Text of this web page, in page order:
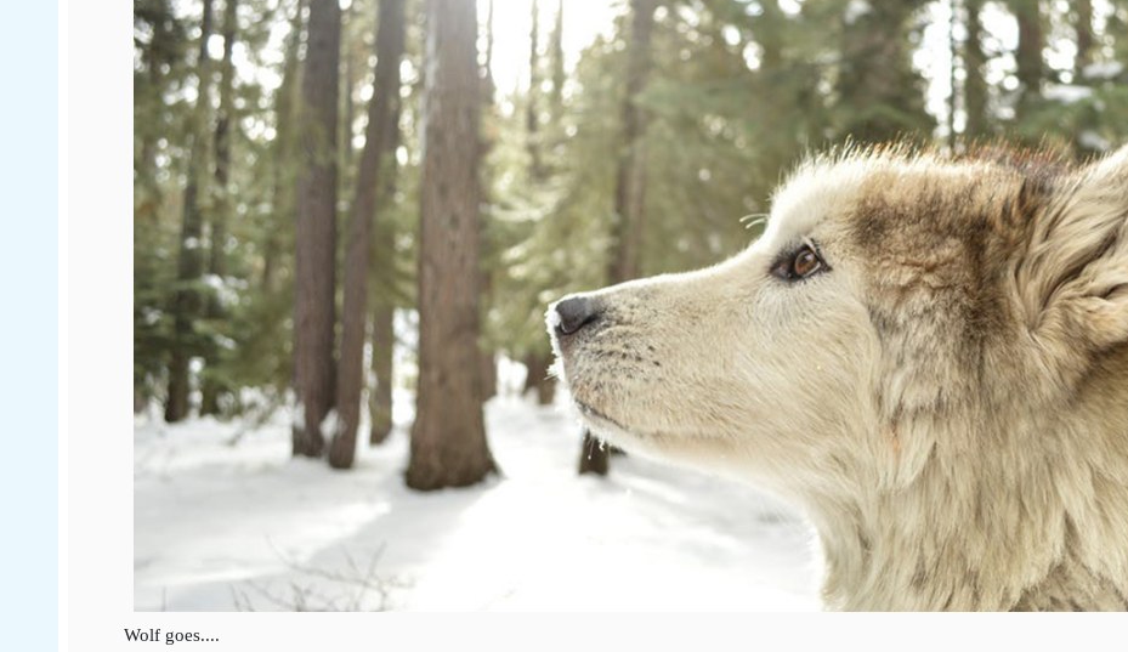
Wolf goes....